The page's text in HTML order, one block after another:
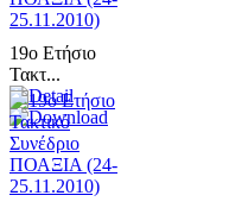
19ο Ετήσιο
Τακτ...